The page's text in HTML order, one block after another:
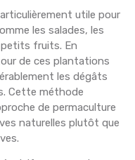
utile pour
les salades, les
petits fruits. En
de ces plantations
les dégâts
Cette méthode
de permaculture
naturelles plutôt que